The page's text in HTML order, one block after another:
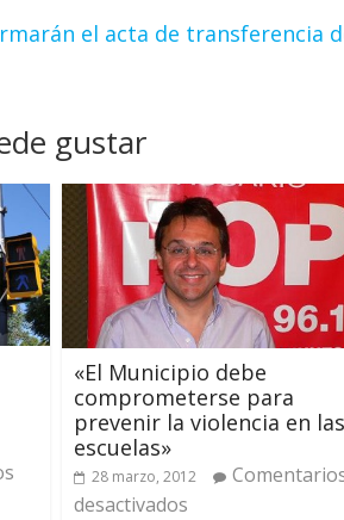
el acta de transferencia
gustar
«El Municipio debe
comprometerse para
prevenir la violencia en las
escuelas»
28 marzo, 2012
desactivados